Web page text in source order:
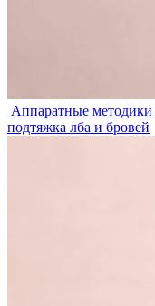
Аппаратные методики
подтяжка лба и бровей